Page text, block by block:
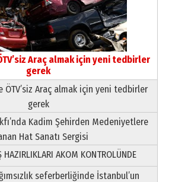
Araç almak için yeni tedbirler
gerek
Araç almak için yeni tedbirler
gerek
Kadim Şehirden Medeniyetlere
Hat Sanatı Sergisi
AKOM KONTROLÜNDE
seferberliğinde İstanbul’un
Yeri
Gündoğdu
ÜÇ KIZI
2026 Perşembe